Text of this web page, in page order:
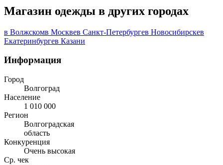
Магазин одежды в других городах
в Волжскомв Москвев Санкт-Петербургев Новосибирскев
Екатеринбургев Казани
Информация
Город
Волгоград
Население
1 010 000
Регион
Волгоградская
область
Конкуренция
Очень высокая
Ср. чек